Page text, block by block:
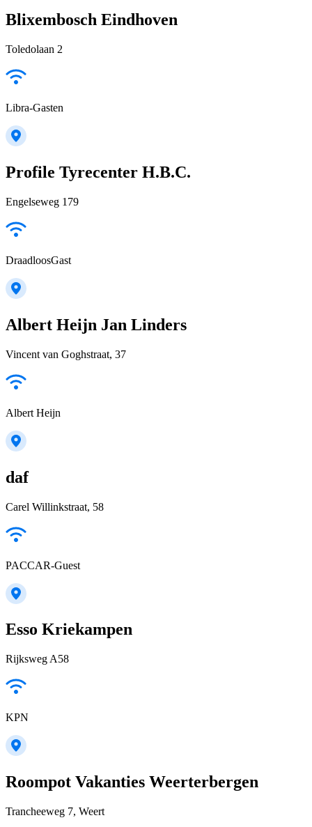
Blixembosch Eindhoven
Toledolaan 2
Libra-Gasten
Profile Tyrecenter H.B.C.
Engelseweg 179
DraadloosGast
Albert Heijn Jan Linders
Vincent van Goghstraat, 37
Albert Heijn
daf
Carel Willinkstraat, 58
PACCAR-Guest
Esso Kriekampen
Rijksweg A58
KPN
Roompot Vakanties Weerterbergen
Trancheeweg 7, Weert